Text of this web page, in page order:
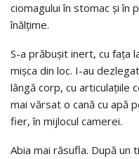
ciomagului în stomac şi în
înălţime.
S-a prăbuşit inert, cu faţa
mişca din loc. I-au
lângă corp, cu articulaţiile
mai vărsat o cană cu apă
fier, în mijlocul camerei.
Abia mai răsufla. După un